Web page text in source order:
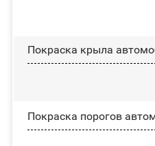
Покраска крыла
Покраска порогов